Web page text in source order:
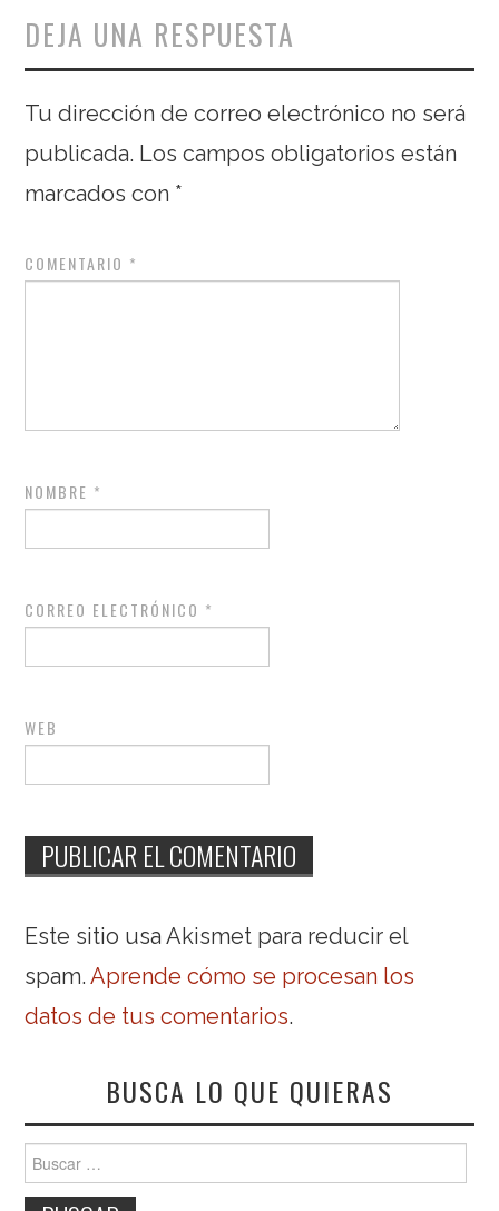
DEJA UNA RESPUESTA
Tu dirección de correo electrónico no será
publicada. Los campos obligatorios están
marcados con *
COMENTARIO *
NOMBRE *
CORREO ELECTRÓNICO *
WEB
Este sitio usa Akismet para reducir el
spam.Aprende cómo se procesan los
datos de tus comentarios.
BUSCA LO QUE QUIERAS
Buscar: